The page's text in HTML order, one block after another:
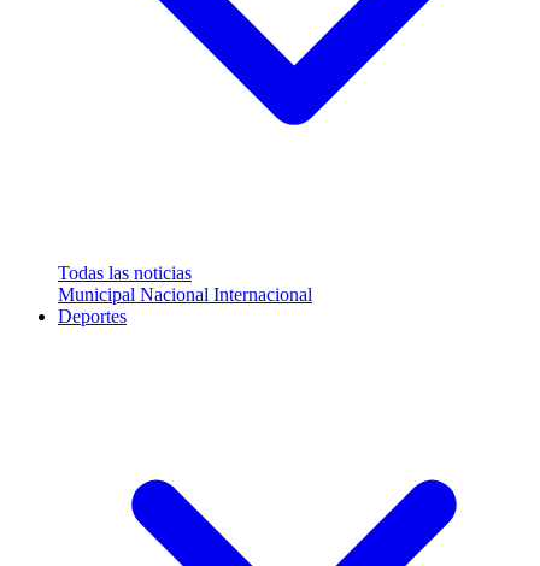
Todas las noticias
Municipal Nacional Internacional
Deportes